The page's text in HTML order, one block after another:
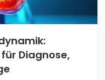
Diagnose,